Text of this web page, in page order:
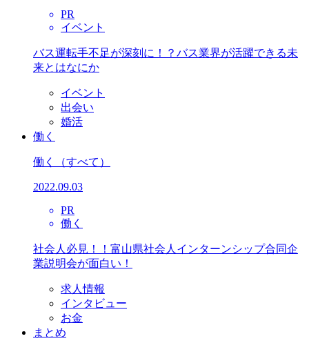
PR
イベント
バス運転手不足が深刻に！？バス業界が活躍できる未
来とはなにか
イベント
出会い
婚活
働く
働く （すべて）
2022.09.03
PR
働く
社会人必見！！富山県社会人インターンシップ合同企
業説明会が面白い！
求人情報
インタビュー
お金
まとめ